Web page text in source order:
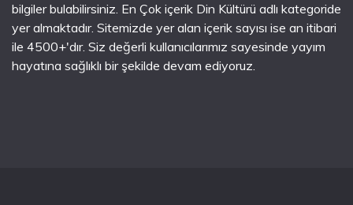
bilgiler bulabilirsiniz. En Çok içerik Din Kültürü adlı kategoride
yer almaktadır. Sitemizde yer alan içerik sayısı ise an itibari
ile 4500+'dır. Siz değerli kullanıcılarımız sayesinde yayım
hayatına sağlıklı bir şekilde devam ediyoruz.